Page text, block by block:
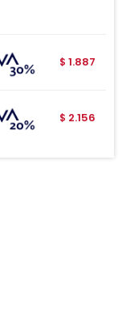
$ 1.887
$ 2.156